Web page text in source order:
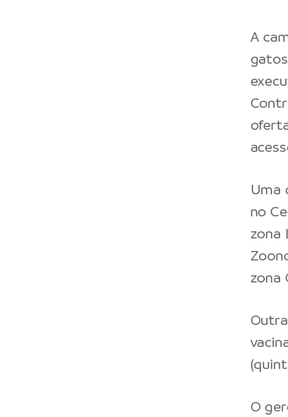
A
Uma
no
zona
zona
O